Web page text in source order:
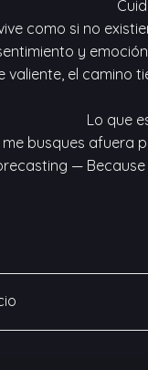
como si no
y
el camino
Lo que
me busques afuera
—